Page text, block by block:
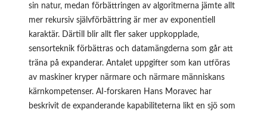
sin natur, medan förbättringen av algoritmerna jämte allt
mer rekursiv självförbättring är mer av exponentiell
karaktär. Därtill blir allt fler saker uppkopplade,
sensorteknik förbättras och datamängderna som går att
träna på expanderar. Antalet uppgifter som kan utföras
av maskiner kryper närmare och närmare människans
kärnkompetenser. AI-forskaren Hans Moravec har
beskrivit de expanderande kapabiliteterna likt en sjö som